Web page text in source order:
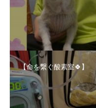
【命を繋ぐ酸素室🍀】